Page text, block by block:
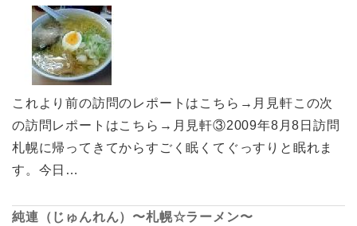
これより前の訪問のレポートはこちら→月見軒この次
の訪問レポートはこちら→月見軒③2009年8月8日訪問
札幌に帰ってきてからすごく眠くてぐっすりと眠れま
す。今日…
純連（じゅんれん）〜札幌☆ラーメン〜